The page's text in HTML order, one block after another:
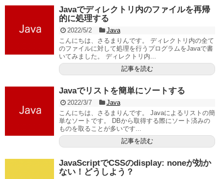
Javaでディレクトリ内のファイルを再帰
的に処理する
2022/5/2
Java
こんにちは、さるまりんです。 ディレクトリ内の全て
のファイルに対して処理を行うプログラムをJavaで書
いてみました。 ディレクトリ内...
記事を読む
Javaでリストを簡単にソートする
2022/3/7
Java
こんにちは、さるまりんです。 Javaによるリストの簡
単なソートです。 DBから取得する際にソート済みの
ものを取ることが多いです...
記事を読む
JavaScriptでCSSのdisplay: noneが効か
ない！どうしよう？